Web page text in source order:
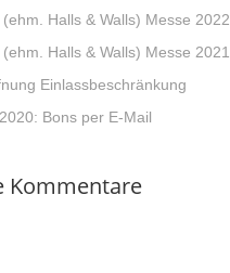
Halls & Walls) Messe 2022
Halls & Walls) Messe 2021
Einlassbeschränkung
Bons per E-Mail
Kommentare